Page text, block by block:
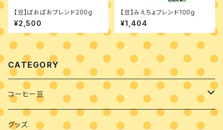
【豆】ぱおぱおブレンド200g
¥2,500
【豆】みえちょブレンド100g
¥1,404
CATEGORY
コーヒー豆
豆・粉
グッズ